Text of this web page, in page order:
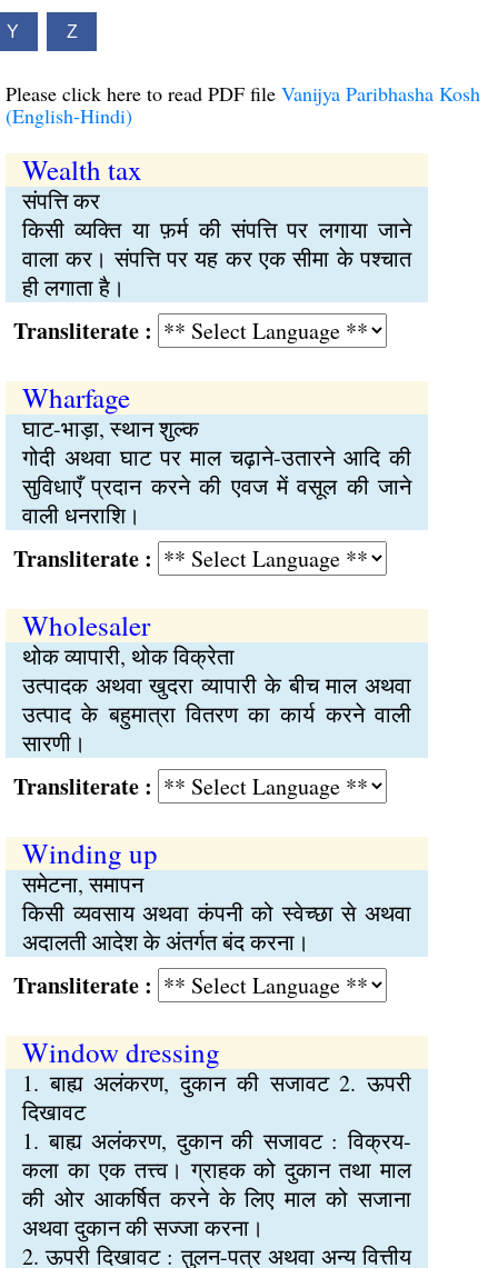
Y Z
Please click here to read PDF file Vanijya Paribhasha Kosh
(English-Hindi)
Wealth tax
संपत्ति कर
किसी व्यक्ति या फ़र्म की संपत्ति पर लगाया जाने
वाला कर। संपत्ति पर यह कर एक सीमा के पश्चात
ही लगाता है।
:
Wharfage
घाट-भाड़ा, स्थान शुल्क
गोदी अथवा घाट पर माल चढ़ाने-उतारने आदि की
सुविधाएँ प्रदान करने की एवज में वसूल की जाने
वाली धनराशि।
:
Wholesaler
थोक व्यापारी, थोक विक्रेता
उत्पादक अथवा खुदरा व्यापारी के बीच माल अथवा
उत्पाद के बहुमात्रा वितरण का कार्य करने वाली
सारणी।
:
Winding up
समेटना, समापन
किसी व्यवसाय अथवा कंपनी को स्वेच्छा से अथवा
अदालती आदेश के अंतर्गत बंद करना।
:
Window dressing
1. बाह्य अलंकरण, दुकान की सजावट 2. ऊपरी
दिखावट
1. बाह्य अलंकरण, दुकान की सजावट : विक्रय-
कला का एक तत्त्व। ग्राहक को दुकान तथा माल
की ओर आकर्षित करने के लिए माल को सजाना
अथवा दुकान की सज्जा करना।
2. ऊपरी दिखावट : तुलन-पत्र अथवा अन्य वित्तीय